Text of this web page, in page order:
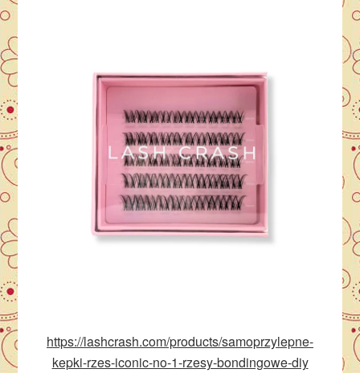
https://lashcrash.com/products/samoprzylepne-
kepki-rzes-iconic-no-1-rzesy-bondingowe-diy